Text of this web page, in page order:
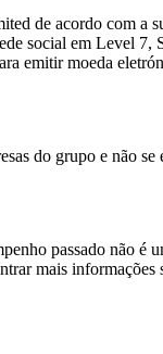
de acordo com a
social em Level
emitir moeda
do grupo e não
passado não é
mais